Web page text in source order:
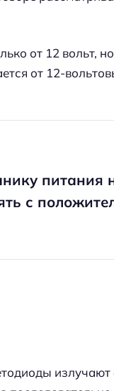
от 12 вольт,
от 12-
питания
с
излучают